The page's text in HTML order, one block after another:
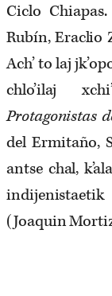
Ciclo
Rubín, Eraclio
Ach’ to laj
chlo’ilaj
Protagonistas
del Ermitaño,
antse chal,
(Joaquin